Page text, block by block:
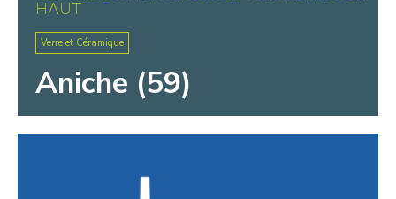
HAUT
Verre et Céramique
Aniche (59)